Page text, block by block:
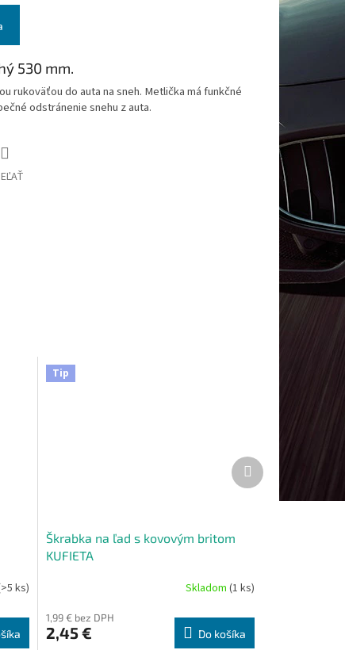
530 mm.
rukoväťou do auta na sneh. Metlička má funkčné
odstránenie snehu z auta.
ks)
Tip
Škrabka na ľad s kovovým britom
KUFIETA
Skladom (1 ks)
1,99 € bez DPH
2,45 € Do košíka
Ďalší
produkt